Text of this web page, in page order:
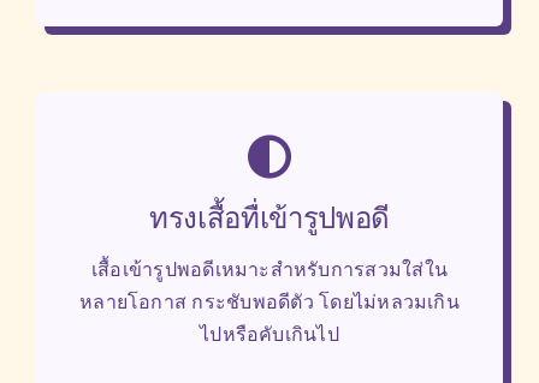
ทรงเสื้อทื่เข้ารูปพอดี
เสื้อเข้ารูปพอดีเหมาะสำหรับการสวมใส่ใน
หลายโอกาส กระชับพอดีตัว โดยไม่หลวมเกิน
ไปหรือคับเกินไป